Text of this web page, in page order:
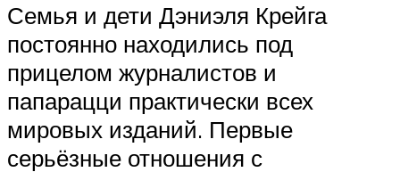
Семья и дети Дэниэля Крейга
постоянно находились под
прицелом журналистов и
папарацци практически всех
мировых изданий. Первые
серьёзные отношения с